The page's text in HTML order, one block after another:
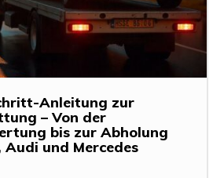
Anleitung zur
– Von der
bis zur Abholung
und Mercedes